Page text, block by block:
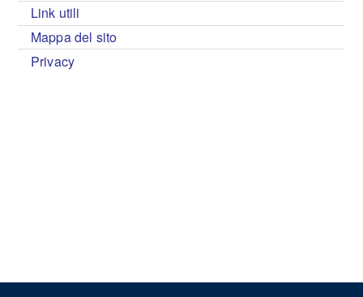
Link utili
Mappa del sito
Privacy